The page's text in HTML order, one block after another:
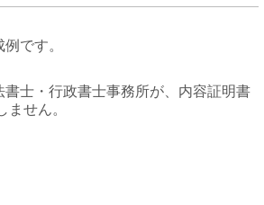
です。
士・行政書士事務所が、 内容証明書
せん。